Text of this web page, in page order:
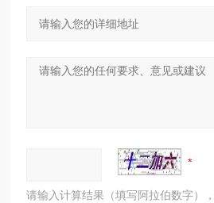
请输入计算结果（填写阿拉伯数字）